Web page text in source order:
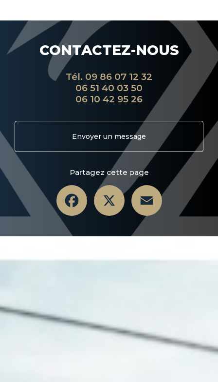
CONTACTEZ-NOUS
Tél. 09 86 07 12 32
06 51 40 03 50
06 10 42 95 26
Envoyer un message
Partagez cette page
Facebook X Email